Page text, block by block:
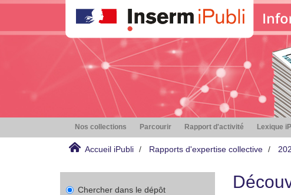
Nos collections Parcourir Rapport d'activité Lexique
Accueil iPubli Rapports d'expertise collective
Chercher dans le dépôt